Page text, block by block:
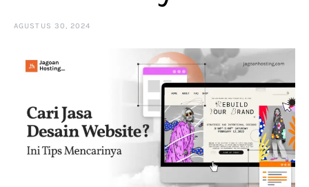
AGUSTUS 30, 2024